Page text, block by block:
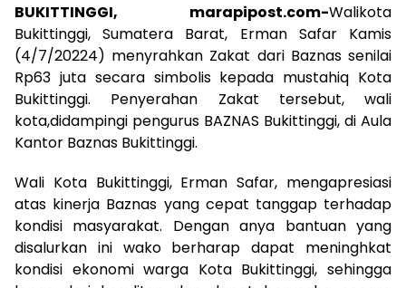
BUKITTINGGI, marapipost.com-Walikota
Bukittinggi, Sumatera Barat, Erman Safar Kamis
(4/7/20224) menyrahkan Zakat dari Baznas senilai
Rp63 juta secara simbolis kepada mustahiq Kota
Bukittinggi. Penyerahan Zakat tersebut, wali
kota,didampingi pengurus BAZNAS Bukittinggi, di Aula
Kantor Baznas Bukittinggi.
Wali Kota Bukittinggi, Erman Safar, mengapresiasi
atas kinerja Baznas yang cepat tanggap terhadap
kondisi masyarakat. Dengan anya bantuan yang
disalurkan ini wako berharap dapat meninghkat
kondisi ekonomi warga Kota Bukittinggi, sehingga